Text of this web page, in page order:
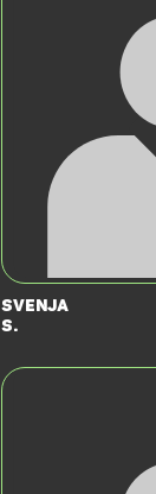
Svenja
S.